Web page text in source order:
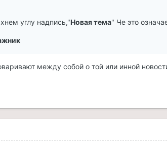
углу надпись,"Новая тема" Че это
между собой о той или инной